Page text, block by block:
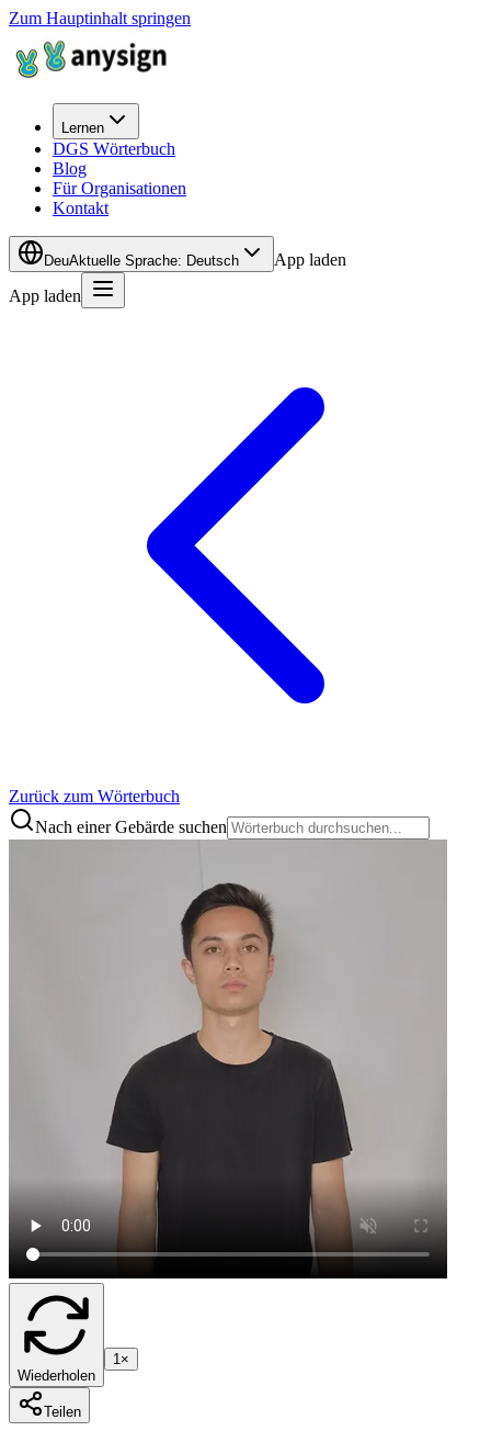
Zum Hauptinhalt springen
Lernen
DGS Wörterbuch
Blog
Für Organisationen
Kontakt
DeuAktuelle Sprache: Deutsch
App laden
App laden
Zurück zum Wörterbuch
Nach einer Gebärde suchen
Wiederholen
1×
Teilen